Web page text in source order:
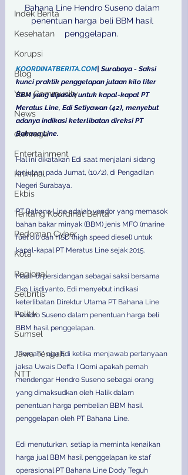
Indek Berita
Kesehatan
Korupsi
Blog
Your Community
News
olahraga
Entertainment
Kriminal
Ekbis
Tentang Koordinat Berita
Pedoman Cyber
Kota
Regional
Selbritis
Politik
Sumsel
Jawa Tengah
NTT
Bahana Line Hendro Suseno dalam
penentuan harga beli BBM hasil
penggelapan.
KOORDINATBERITA.COM | Surabaya - Saksi
kunci praktik penggelapan jutaan kilo liter
BBM yang dipasok untuk kapal-kapal PT
Meratus Line, Edi Setiyawan (42), menyebut
adanya indikasi keterlibatan direksi PT
Bahana Line.
Hal ini dikatakan Edi saat menjalani sidang
lanjutan, pada Jumat, (10/2), di Pengadilan
Negeri Surabaya.
PT Bahana Line adalah vendor yang memasok
bahan bakar minyak (BBM) jenis MFO (marine
fuel oil) dan HSD (high speed diesel) untuk
kapal-kapal PT Meratus Line sejak 2015.
Hadir di persidangan sebagai saksi bersama
Eko Lisdiyanto, Edi menyebut indikasi
keterlibatan Direktur Utama PT Bahana Line
Hendro Suseno dalam penentuan harga beli
BBM hasil penggelapan.
“Pernah,” ujar Edi ketika menjawab pertanyaan
jaksa Uwais Deffa I Qorni apakah pernah
mendengar Hendro Suseno sebagai orang
yang dimaksudkan oleh Halik dalam
penentuan harga pembelian BBM hasil
penggelapan oleh PT Bahana Line.
Edi menuturkan, setiap ia meminta kenaikan
harga jual BBM hasil penggelapan ke staf
operasional PT Bahana Line Dody Teguh